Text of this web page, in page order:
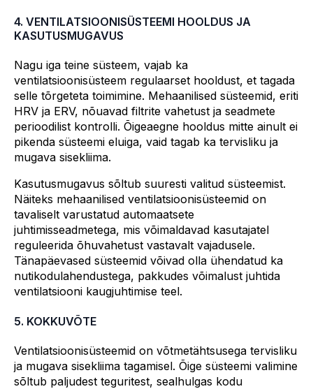
4. VENTILATSIOONISÜSTEEMI HOOLDUS JA
KASUTUSMUGAVUS
Nagu iga teine süsteem, vajab ka
ventilatsioonisüsteem regulaarset hooldust, et tagada
selle tõrgeteta toimimine. Mehaanilised süsteemid, eriti
HRV ja ERV, nõuavad filtrite vahetust ja seadmete
perioodilist kontrolli. Õigeaegne hooldus mitte ainult ei
pikenda süsteemi eluiga, vaid tagab ka tervisliku ja
mugava sisekliima.
Kasutusmugavus sõltub suuresti valitud süsteemist.
Näiteks mehaanilised ventilatsioonisüsteemid on
tavaliselt varustatud automaatsete
juhtimisseadmetega, mis võimaldavad kasutajatel
reguleerida õhuvahetust vastavalt vajadusele.
Tänapäevased süsteemid võivad olla ühendatud ka
nutikodulahendustega, pakkudes võimalust juhtida
ventilatsiooni kaugjuhtimise teel.
5. KOKKUVÕTE
Ventilatsioonisüsteemid on võtmetähtsusega tervisliku
ja mugava sisekliima tagamisel. Õige süsteemi valimine
sõltub paljudest teguritest, sealhulgas kodu